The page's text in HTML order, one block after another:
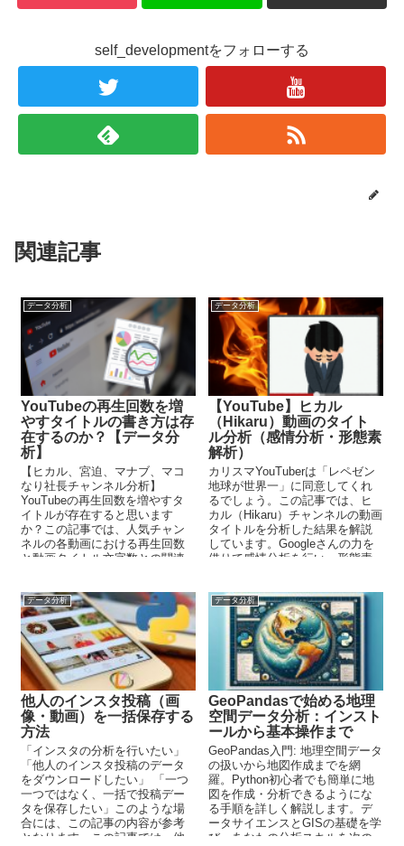
self_developmentをフォローする
関連記事
データ分析
YouTubeの再生回数を増
やすタイトルの書き方は存
在するのか？【データ分
析】
【ヒカル、宮迫、マナブ、マコ
なり社長チャンネル分析】
YouTubeの再生回数を増やすタ
イトルが存在すると思います
か？この記事では、人気チャン
ネルの各動画における再生回数
と動画タイトル文字数との関連
分析結果が出ました。
データ分析
【YouTube】ヒカル
（Hikaru）動画のタイト
ル分析（感情分析・形態素
解析）
カリスマYouTuberは「レペゼン
地球が世界一」に同意してくれ
るでしょう。この記事では、ヒ
カル（Hikaru）チャンネルの動画
タイトルを分析した結果を解説
しています。Googleさんの力を
借りて感情分析を行い、形態素
データ分析
他人のインスタ投稿（画
像・動画）を一括保存する
方法
「インスタの分析を行いたい」
「他人のインスタ投稿のデータ
をダウンロードしたい」 「一つ
一つではなく、一括で投稿デー
タを保存したい」このような場
合には、この記事の内容が参考
となります。この記事では、他
データ分析
GeoPandasで始める地理
空間データ分析：インスト
ールから基本操作まで
GeoPandas入門: 地理空間データ
の扱いから地図作成までを網
羅。Python初心者でも簡単に地
図を作成・分析できるようにな
る手順を詳しく解説します。デ
ータサイエンスとGISの基礎を学
び、あなたの分析スキルを次の